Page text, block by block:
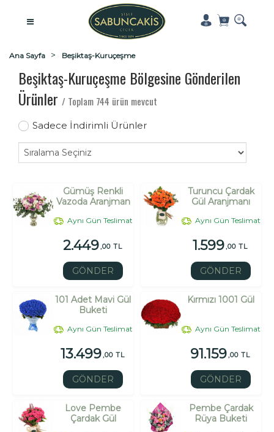
Ana Sayfa Beşiktaş-Kuruçeşme
Beşiktaş-Kuruçeşme Bölgesine Gönderilen
Ürünler / Toplam 744 ürün mevcut
Sadece İndirimli Ürünler
Gümüş Renkli
Vazoda Aranjman
Aynı Gün Teslimat
2.449,00 TL
GÖNDER
Turuncu Çardak
Gül Aranjmanı
Aynı Gün Teslimat
1.599,00 TL
GÖNDER
101 Adet Mavi Gül
Buketi
Aynı Gün Teslimat
13.499,00 TL
GÖNDER
Kırmızı 1001 Gül
Aynı Gün Teslimat
91.159,00 TL
GÖNDER
Love Pembe
Çardak Gül
Pembe Çardak
Rüya Buketi